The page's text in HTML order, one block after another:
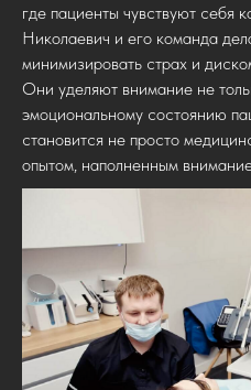
где пациенты чувствуют себя
Николаевич и его команда
минимизировать страх и
Они уделяют внимание не
эмоциональному состоянию
становится не просто
опытом, наполненным